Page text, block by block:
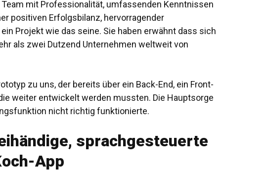
mit Professionalität, umfassenden Kenntnissen
positiven Erfolgsbilanz, hervorragender
Projekt wie das seine. Sie haben erwähnt dass sich
als zwei Dutzend Unternehmen weltweit von
zu uns, der bereits über ein Back-End, ein Front-
weiter entwickelt werden mussten. Die Hauptsorge
nicht richtig funktionierte.
sprachgesteuerte
App